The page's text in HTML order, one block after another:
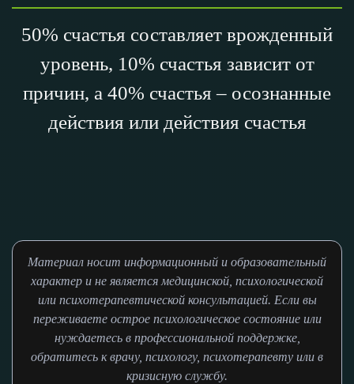
50% счастья составляет врожденный
уровень, 10% счастья зависит от
причин, а 40% счастья – осознанные
действия или действия счастья
Материал носит информационный и образовательный
характер и не является медицинской, психологической
или психотерапевтической консультацией. Если вы
переживаете острое психологическое состояние или
нуждаетесь в профессиональной поддержке,
обратитесь к врачу, психологу, психотерапевту или в
кризисную службу.